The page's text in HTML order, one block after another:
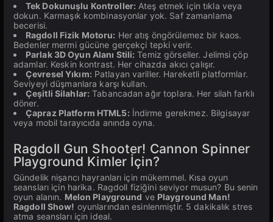
Tek Dokunuşlu Kontroller: Ateş etmek için tıkla veya
dokun. Karmaşık kombinasyonlar yok. Saf zamanlama
becerisi.
Ragdoll Fizik Motoru: Her atış öngörülemez bir kaos.
Bedenler mermi gücüne gerçekçi tepki verir.
Parlak 3D Oyun Alanı Stili: Temiz görseller. Jelimsi çöp
adamlar. Keskin kontrast. Her cihazda akıcı çalışır.
Çevresel Yıkım: Patlayan variller. Hareketli platformlar.
Seviyeyi düşmanlara karşı kullan.
Çeşitli Silahlar: Tabancadan ağır toplara. Her silah farklı
döner.
Çapraz Platform HTML5: İndirme gerekmez. Bilgisayar
veya mobil tarayıcıda anında oyna.
Ragdoll Gun Shooter! Cannon Spinner
Playground Kimler İçin?
Gündelik nişancı hayranları için mükemmel. Kısa oyun
seansları için harika. Ragdoll fiziğini seviyor musun? Bu senin
oyun alanın. Melon Playground ve Playground Man!
Ragdoll Show! oyunlarından esinlenmiştir. 5 dakikalık stres
atma seansları için ideal.